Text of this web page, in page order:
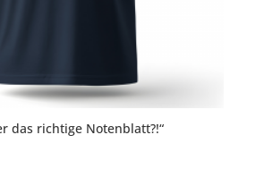
das richtige Notenblatt?!“